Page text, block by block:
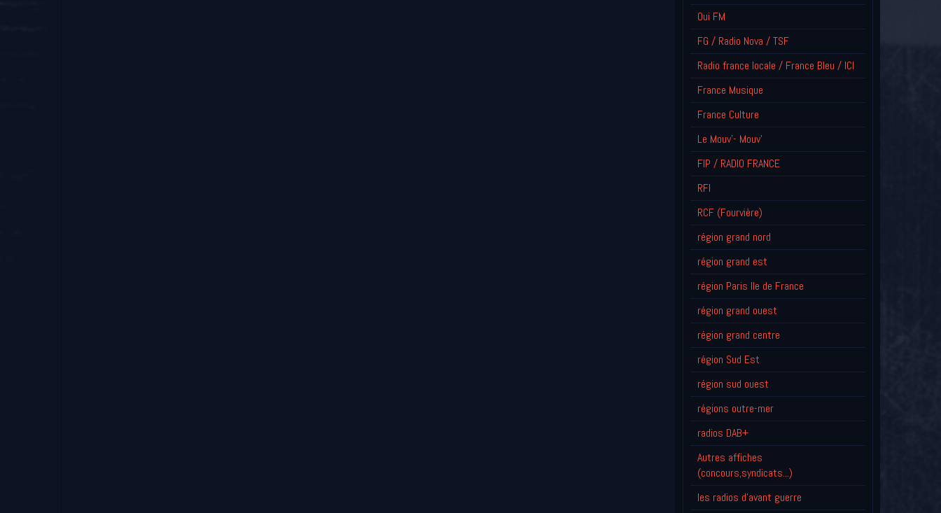
Oui FM
FG / Radio Nova / TSF
Radio france locale / France Bleu / ICI
France Musique
France Culture
Le Mouv'- Mouv'
FIP / RADIO FRANCE
RFI
RCF (Fourvière)
région grand nord
région grand est
région Paris Ile de France
région grand ouest
région grand centre
région Sud Est
région sud ouest
régions outre-mer
radios DAB+
Autres affiches
(concours,syndicats...)
les radios d'avant guerre